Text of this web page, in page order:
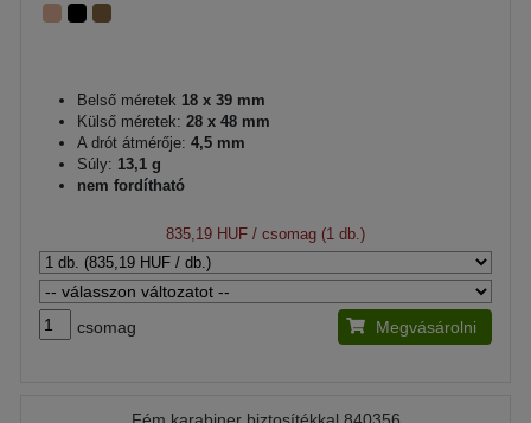
Belső méretek 18 x 39 mm
Külső méretek: 28 x 48 mm
A drót átmérője: 4,5 mm
Súly: 13,1 g
nem fordítható
835,19 HUF / csomag (1 db.)
csomag Megvásárolni